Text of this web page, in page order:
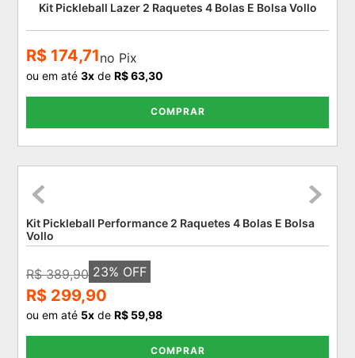
Kit Pickleball Lazer 2 Raquetes 4 Bolas E Bolsa Vollo
R$ 174,71no Pix
ou em até 3x de R$ 63,30
COMPRAR
Kit Pickleball Performance 2 Raquetes 4 Bolas E Bolsa
Vollo
R$ 389,90 23% OFF
R$ 299,90
ou em até 5x de R$ 59,98
COMPRAR